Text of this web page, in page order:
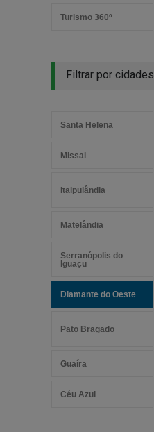
Turismo 360º
Filtrar por cidades
Santa Helena
Missal
Itaipulândia
Matelândia
Serranópolis do
Iguaçu
Diamante do Oeste
Pato Bragado
Guaíra
Céu Azul